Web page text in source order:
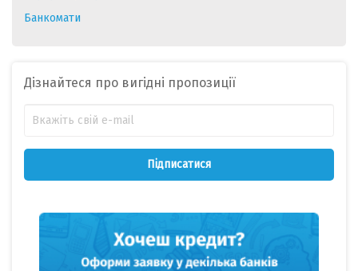
Банкомати
Дізнайтеся про вигідні пропозиції
Підписатися